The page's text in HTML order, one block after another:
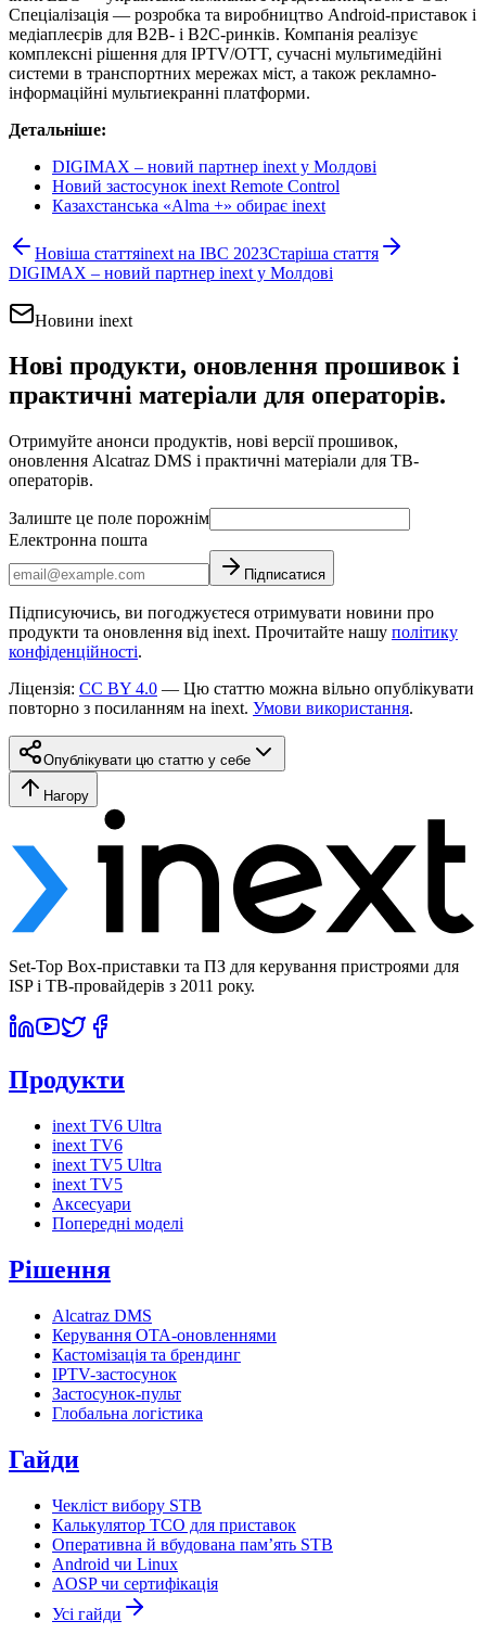
Спеціалізація — розробка та виробництво Android-приставок і
медіаплеєрів для B2B- і B2C-ринків. Компанія реалізує
комплексні рішення для IPTV/OTT, сучасні мультимедійні
системи в транспортних мережах міст, а також рекламно-
інформаційні мультиекранні платформи.
Детальніше:
DIGIMAX – новий партнер inext у Молдові
Новий застосунок inext Remote Control
Казахстанська «Alma +» обирає inext
Новіша статтяinext на IBC 2023Старіша стаття
DIGIMAX – новий партнер inext у Молдові
Новини inext
Нові продукти, оновлення прошивок і
практичні матеріали для операторів.
Отримуйте анонси продуктів, нові версії прошивок,
оновлення Alcatraz DMS і практичні матеріали для ТВ-
операторів.
Залиште це поле порожнім
Електронна пошта
Підписатися
Підписуючись, ви погоджуєтеся отримувати новини про
продукти та оновлення від inext. Прочитайте нашу політику
конфіденційності.
Ліцензія: CC BY 4.0 — Цю статтю можна вільно опублікувати
повторно з посиланням на inext. Умови використання.
Опублікувати цю статтю у себе
Нагору
Set-Top Box-приставки та ПЗ для керування пристроями для
ISP і ТВ-провайдерів з 2011 року.
Продукти
inext TV6 Ultra
inext TV6
inext TV5 Ultra
inext TV5
Аксесуари
Попередні моделі
Рішення
Alcatraz DMS
Керування OTA-оновленнями
Кастомізація та брендинг
IPTV-застосунок
Застосунок-пульт
Глобальна логістика
Гайди
Чекліст вибору STB
Калькулятор TCO для приставок
Оперативна й вбудована пам’ять STB
Android чи Linux
AOSP чи сертифікація
Усі гайди